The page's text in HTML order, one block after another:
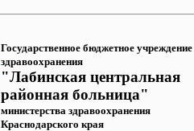
Государственное бюджетное учреждение
здравоохранения
"Лабинская центральная
районная больница"
министерства здравоохранения
Краснодарского края